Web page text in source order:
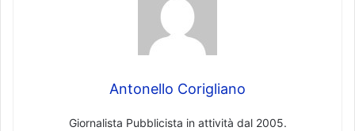
Antonello Corigliano
Giornalista Pubblicista in attività dal 2005.